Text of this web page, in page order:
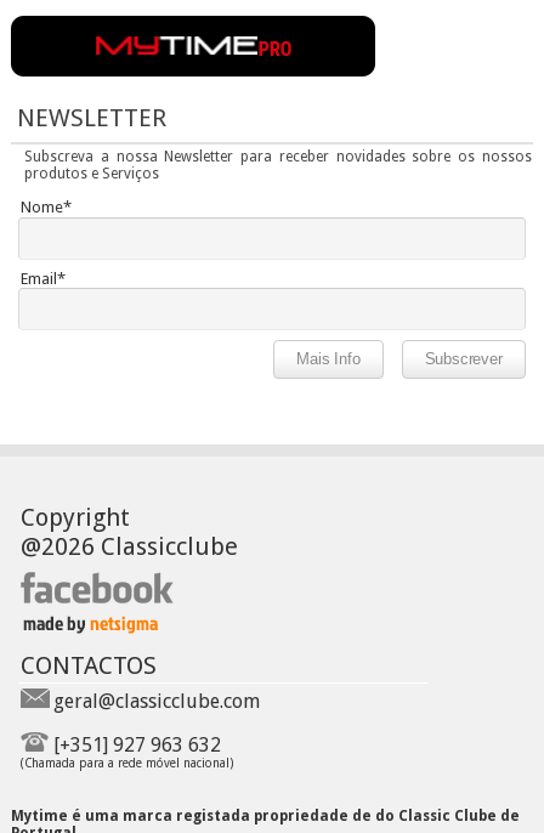
NEWSLETTER
Subscreva a nossa Newsletter para receber novidades sobre os nossos
produtos e Serviços
Nome*
Email*
Copyright
@2026 Classicclube
CONTACTOS
geral@classicclube.com
[+351] 927 963 632
(Chamada para a rede móvel nacional)
Mytime é uma marca registada propriedade de do Classic Clube de